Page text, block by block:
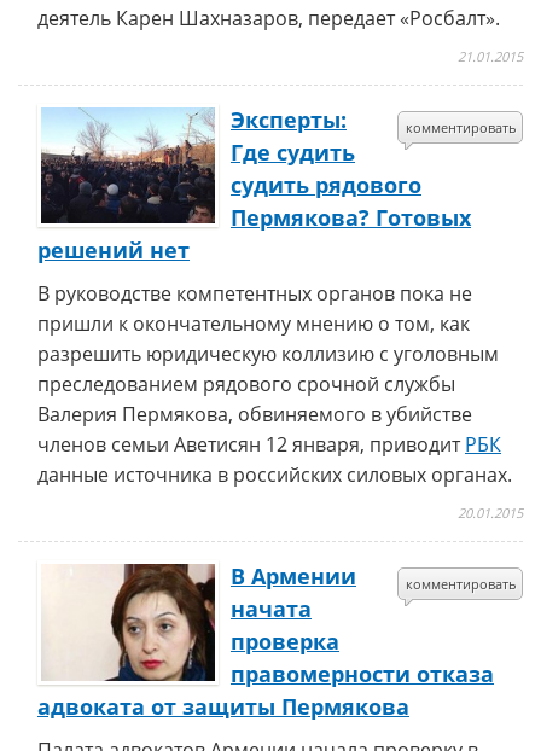
деятель Карен Шахназаров, передает «Росбалт».
21.01.2015
комментировать
Эксперты:
Где судить
судить рядового
Пермякова? Готовых
решений нет
В руководстве компетентных органов пока не
пришли к окончательному мнению о том, как
разрешить юридическую коллизию с уголовным
преследованием рядового срочной службы
Валерия Пермякова, обвиняемого в убийстве
членов семьи Аветисян 12 января, приводитРБК
данные источника в российских силовых органах.
20.01.2015
комментировать
В Армении
начата
проверка
правомерности отказа
адвоката от защиты Пермякова